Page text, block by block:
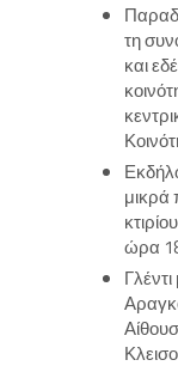
τη
και
μικρά
ώρα